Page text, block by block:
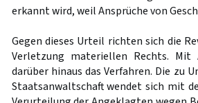
erkannt wird, weil Ansprüche von
Gegen dieses Urteil richten sich die
Verletzung materiellen Rechts. Mit
darüber hinaus das Verfahren. Die zu
Staatsanwaltschaft wendet sich mit